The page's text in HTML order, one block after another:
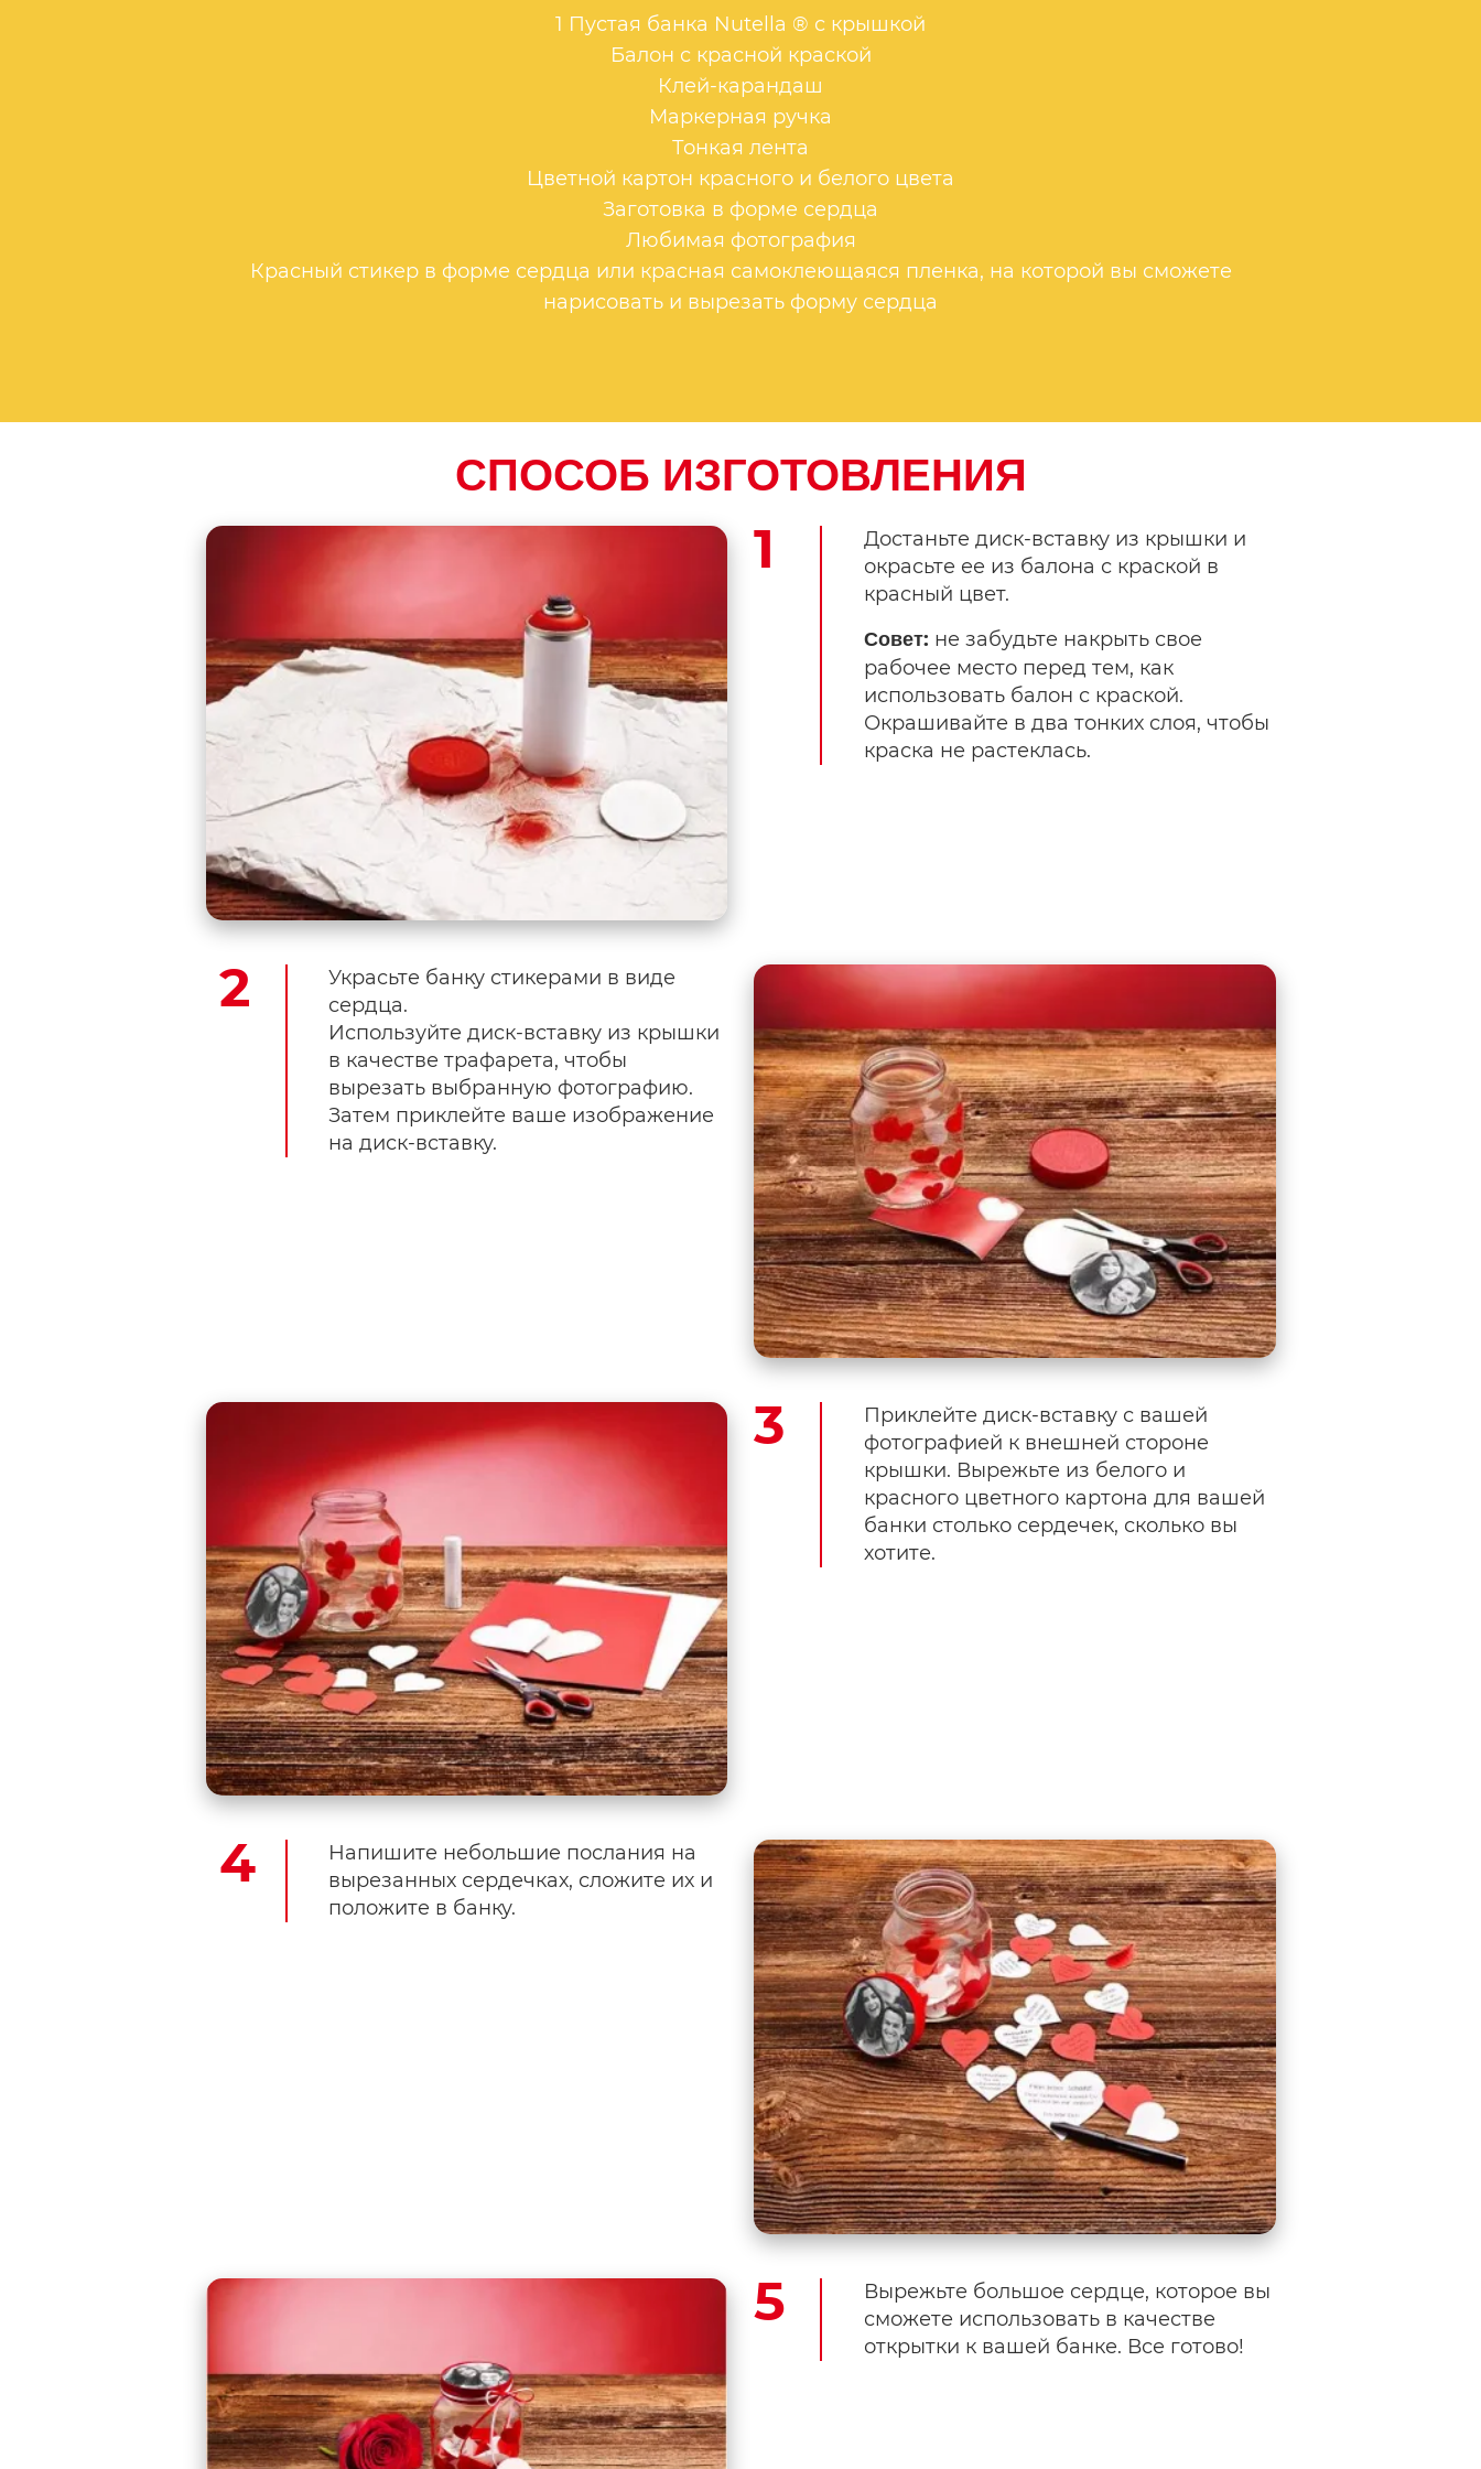
1 Пустая банка Nutella ® с крышкой
Балон с красной краской
Клей-карандаш
Маркерная ручка
Тонкая лента
Цветной картон красного и белого цвета
Заготовка в форме сердца
Любимая фотография
Красный стикер в форме сердца или красная самоклеющаяся пленка, на которой вы сможете
нарисовать и вырезать форму сердца
СПОСОБ ИЗГОТОВЛЕНИЯ
Достаньте диск-вставку из крышки и
окрасьте ее из балона с краской в
красный цвет.
Совет: не забудьте накрыть свое
рабочее место перед тем, как
использовать балон с краской.
Окрашивайте в два тонких слоя, чтобы
краска не растеклась.
Украсьте банку стикерами в виде
сердца.
Используйте диск-вставку из крышки
в качестве трафарета, чтобы
вырезать выбранную фотографию.
Затем приклейте ваше изображение
на диск-вставку.
Приклейте диск-вставку с вашей
фотографией к внешней стороне
крышки. Вырежьте из белого и
красного цветного картона для вашей
банки столько сердечек, сколько вы
хотите.
Напишите небольшие послания на
вырезанных сердечках, сложите их и
положите в банку.
Вырежьте большое сердце, которое вы
сможете использовать в качестве
открытки к вашей банке. Все готово!